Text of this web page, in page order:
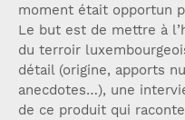
moment était opportun
Le but est de mettre à
du terroir
détail (origine, apports
anecdotes…), une
de ce produit qui